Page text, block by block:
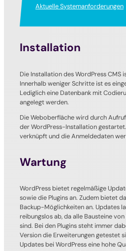
Aktuelle Systemanforderungen
Installation
Die Installation des WordPress CMS
Innerhalb weniger Schritte ist es
Lediglich eine Datenbank mit
angelegt werden.
Die Weboberfläche wird durch
der WordPress-Installation
verknüpft und die Anmeldedaten
Wartung
WordPress bietet regelmäßige
sowie die Plugins an. Zudem bietet
Backup-Möglichkeiten an. Updates
reibungslos ab, da alle Bausteine
sind. Bei den Plugins steht immer
Version die Erweiterungen getestet
Updates bei WordPress eine hohe